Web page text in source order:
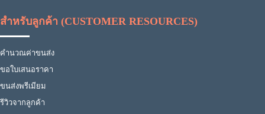
สำหรับลูกค้า (CUSTOMER RESOURCES)
คำนวณค่าขนส่ง
ขอใบเสนอราคา
ขนส่งพรีเมียม
รีวิวจากลูกค้า